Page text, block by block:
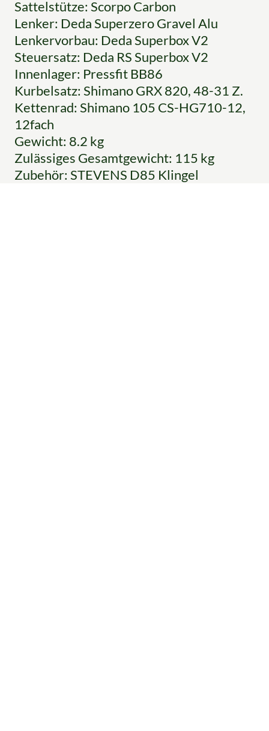
Sattelstütze: Scorpo Carbon
Lenker: Deda Superzero Gravel Alu
Lenkervorbau: Deda Superbox V2
Steuersatz: Deda RS Superbox V2
Innenlager: Pressfit BB86
Kurbelsatz: Shimano GRX 820, 48-31 Z.
Kettenrad: Shimano 105 CS-HG710-12,
12fach
Gewicht: 8.2 kg
Zulässiges Gesamtgewicht: 115 kg
Zubehör: STEVENS D85 Klingel